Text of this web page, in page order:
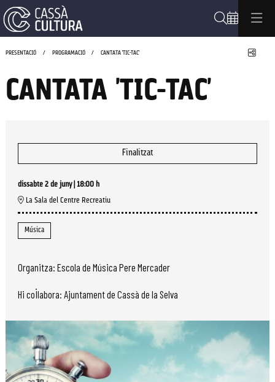
PRESENTACIÓ PROGRAMACIÓ CANTATA 'TIC-TAC'
CANTATA 'TIC-TAC'
Finalitzat
dissabte 2 de juny| 18:00 h
La Sala del Centre Recreatiu
Música
Organitza: Escola de Música Pere Mercader
Hi col·labora: Ajuntament de Cassà de la Selva